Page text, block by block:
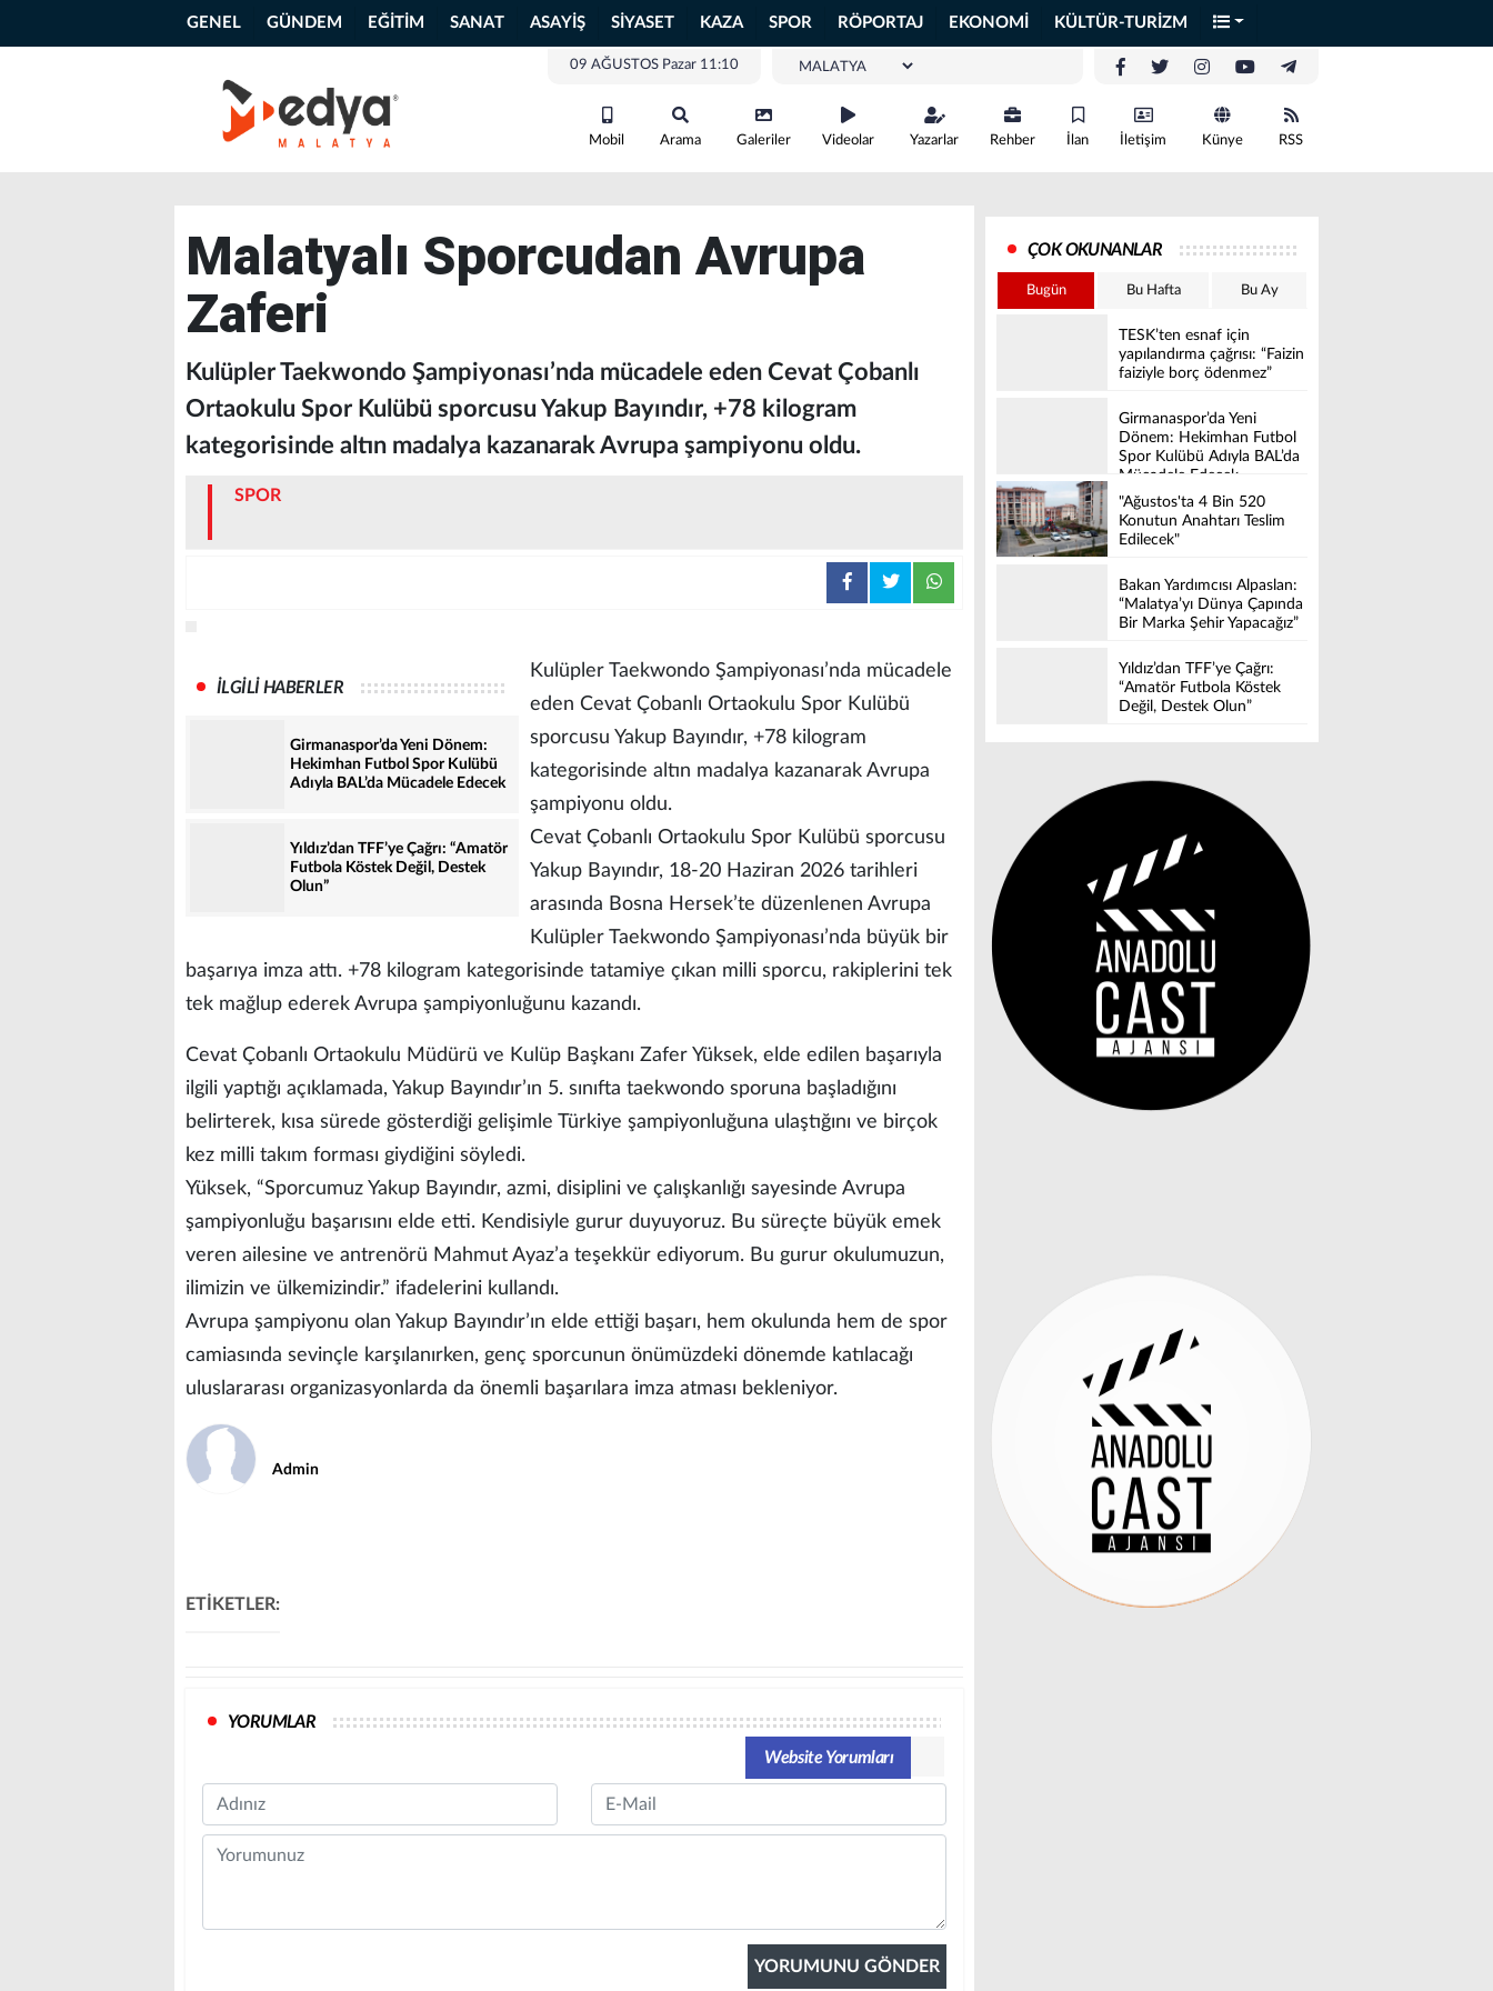
GENEL GÜNDEM EĞİTİM SANAT ASAYİŞ SİYASET KAZA SPOR RÖPORTAJ EKONOMİ KÜLTÜR-TURİZM
09 AĞUSTOS Pazar 11:10
Mobil Arama Galeriler Videolar Yazarlar Rehber İlan İletişim Künye RSS
Malatyalı Sporcudan Avrupa
Zaferi
Kulüpler Taekwondo Şampiyonası’nda mücadele eden Cevat Çobanlı
Ortaokulu Spor Kulübü sporcusu Yakup Bayındır, +78 kilogram
kategorisinde altın madalya kazanarak Avrupa şampiyonu oldu.
SPOR
İLGİLİ HABERLER
Girmanaspor’da Yeni Dönem:
Hekimhan Futbol Spor Kulübü
Adıyla BAL’da Mücadele Edecek
Yıldız’dan TFF’ye Çağrı: “Amatör
Futbola Köstek Değil, Destek
Olun”
Kulüpler Taekwondo Şampiyonası’nda mücadele
eden Cevat Çobanlı Ortaokulu Spor Kulübü
sporcusu Yakup Bayındır, +78 kilogram
kategorisinde altın madalya kazanarak Avrupa
şampiyonu oldu.
Cevat Çobanlı Ortaokulu Spor Kulübü sporcusu
Yakup Bayındır, 18-20 Haziran 2026 tarihleri
arasında Bosna Hersek’te düzenlenen Avrupa
Kulüpler Taekwondo Şampiyonası’nda büyük bir
başarıya imza attı. +78 kilogram kategorisinde tatamiye çıkan milli sporcu, rakiplerini tek
tek mağlup ederek Avrupa şampiyonluğunu kazandı.
Cevat Çobanlı Ortaokulu Müdürü ve Kulüp Başkanı Zafer Yüksek, elde edilen başarıyla
ilgili yaptığı açıklamada, Yakup Bayındır’ın 5. sınıfta taekwondo sporuna başladığını
belirterek, kısa sürede gösterdiği gelişimle Türkiye şampiyonluğuna ulaştığını ve birçok
kez milli takım forması giydiğini söyledi.
Yüksek, “Sporcumuz Yakup Bayındır, azmi, disiplini ve çalışkanlığı sayesinde Avrupa
şampiyonluğu başarısını elde etti. Kendisiyle gurur duyuyoruz. Bu süreçte büyük emek
veren ailesine ve antrenörü Mahmut Ayaz’a teşekkür ediyorum. Bu gurur okulumuzun,
ilimizin ve ülkemizindir.” ifadelerini kullandı.
Avrupa şampiyonu olan Yakup Bayındır’ın elde ettiği başarı, hem okulunda hem de spor
camiasında sevinçle karşılanırken, genç sporcunun önümüzdeki dönemde katılacağı
uluslararası organizasyonlarda da önemli başarılara imza atması bekleniyor.
Admin
ETİKETLER:
YORUMLAR
Website Yorumları
Name Email
Comment
ÇOK OKUNANLAR
Bugün Bu Hafta Bu Ay
TESK’ten esnaf için
yapılandırma çağrısı: “Faizin
faiziyle borç ödenmez”
Girmanaspor’da Yeni
Dönem: Hekimhan Futbol
Spor Kulübü Adıyla BAL’da
Mücadele Edecek
"Ağustos'ta 4 Bin 520
Konutun Anahtarı Teslim
Edilecek"
Bakan Yardımcısı Alpaslan:
“Malatya’yı Dünya Çapında
Bir Marka Şehir Yapacağız”
Yıldız’dan TFF’ye Çağrı:
“Amatör Futbola Köstek
Değil, Destek Olun”